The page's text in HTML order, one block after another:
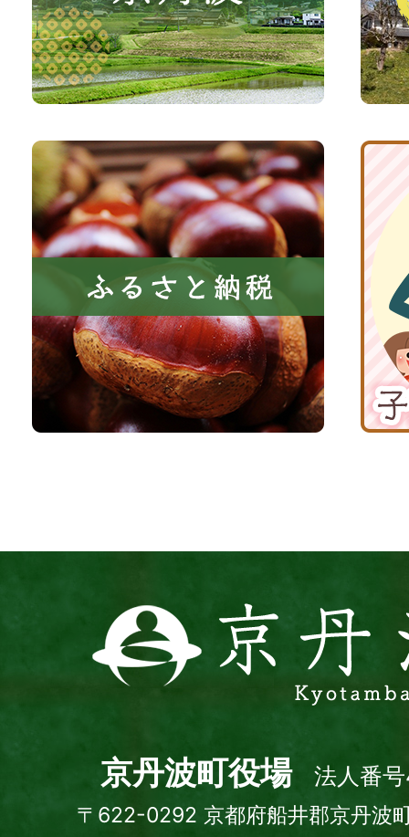
さ
い、
森
共
に
い
き
町
京
光
サ
イ
ふ
る
さ
と
税
京
波
子
育
て
応
援
丹
波
town
京丹波町役場 法人番
〒622-0292 京都府船井郡京丹波